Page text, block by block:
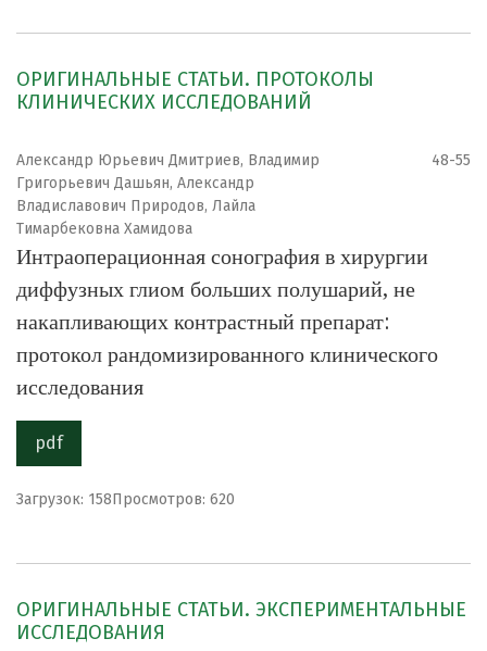
ОРИГИНАЛЬНЫЕ СТАТЬИ. ПРОТОКОЛЫ
КЛИНИЧЕСКИХ ИССЛЕДОВАНИЙ
Александр Юрьевич Дмитриев, Владимир
Григорьевич Дашьян, Александр
Владиславович Природов, Лайла
Тимарбековна Хамидова
48-55
Интраоперационная сонография в хирургии
диффузных глиом больших полушарий, не
накапливающих контрастный препарат:
протокол рандомизированного клинического
исследования
pdf
Загрузок: 158Просмотров: 620
ОРИГИНАЛЬНЫЕ СТАТЬИ. ЭКСПЕРИМЕНТАЛЬНЫЕ
ИССЛЕДОВАНИЯ